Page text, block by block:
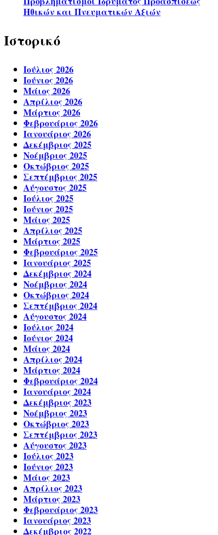
Ηθικών και Πνευματικών Αξιών
Ιστορικό
Ιούλιος 2026
Ιούνιος 2026
Μάιος 2026
Απρίλιος 2026
Μάρτιος 2026
Φεβρουάριος 2026
Ιανουάριος 2026
Δεκέμβριος 2025
Νοέμβριος 2025
Οκτώβριος 2025
Σεπτέμβριος 2025
Αύγουστος 2025
Ιούλιος 2025
Ιούνιος 2025
Μάιος 2025
Απρίλιος 2025
Μάρτιος 2025
Φεβρουάριος 2025
Ιανουάριος 2025
Δεκέμβριος 2024
Νοέμβριος 2024
Οκτώβριος 2024
Σεπτέμβριος 2024
Αύγουστος 2024
Ιούλιος 2024
Ιούνιος 2024
Μάιος 2024
Απρίλιος 2024
Μάρτιος 2024
Φεβρουάριος 2024
Ιανουάριος 2024
Δεκέμβριος 2023
Νοέμβριος 2023
Οκτώβριος 2023
Σεπτέμβριος 2023
Αύγουστος 2023
Ιούλιος 2023
Ιούνιος 2023
Μάιος 2023
Απρίλιος 2023
Μάρτιος 2023
Φεβρουάριος 2023
Ιανουάριος 2023
Δεκέμβριος 2022